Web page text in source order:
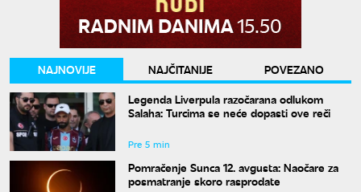
NAJNOVIJE NAJČITANIJE
POVEZANO
Legenda Liverpula razočarana odlukom
Salaha: Turcima se neće dopasti ove reči
Pre 5 min
Pomračenje Sunca 12. avgusta: Naočare za
posmatranje skoro rasprodate